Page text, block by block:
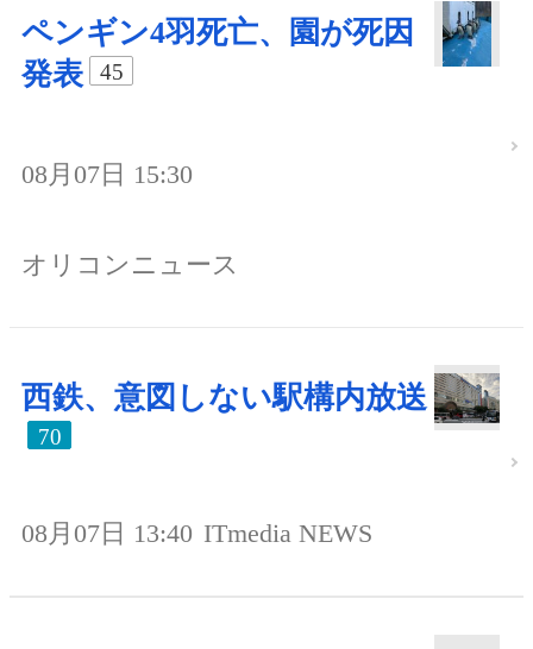
ペンギン4羽死亡、園が死因
発表
45
08月07日 15:30
オリコンニュース
西鉄、意図しない駅構内放送
70
08月07日 13:40 ITmedia NEWS